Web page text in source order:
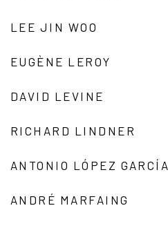
LEE JIN WOO
EUGÈNE LEROY
DAVID LEVINE
RICHARD LINDNER
ANTONIO LÓPEZ GARCÍA
ANDRÉ MARFAING